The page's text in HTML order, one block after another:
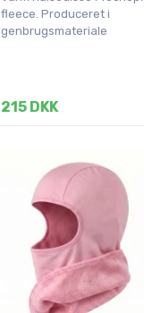
fleece. Produceret i
genbrugsmateriale
215 DKK